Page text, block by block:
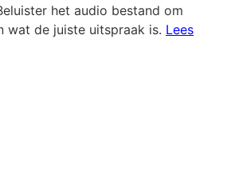
het audio bestand om
wat de juiste uitspraak is. Lees